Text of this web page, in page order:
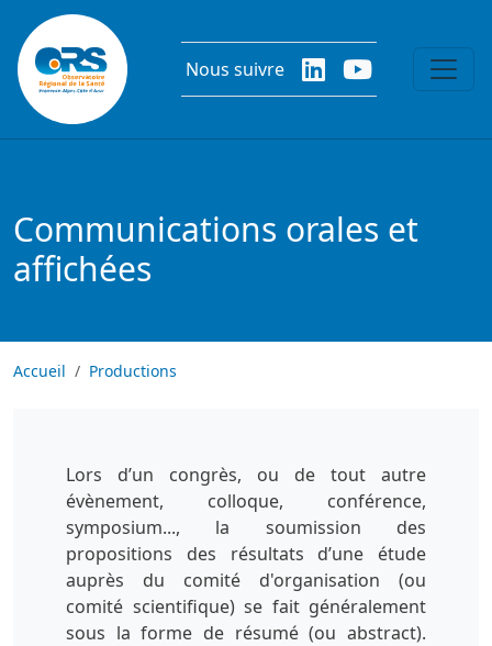
Aller au contenu principal
Nous suivre
Communications orales et
affichées
Accueil Productions
Lors d’un congrès, ou de tout autre
évènement, colloque, conférence,
symposium..., la soumission des
propositions des résultats d’une étude
auprès du comité d'organisation (ou
comité scientifique) se fait généralement
sous la forme de résumé (ou abstract).